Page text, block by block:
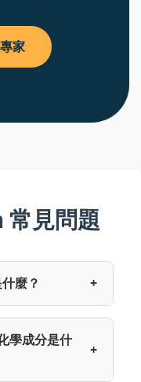
家
見問題
麼？ +
學成分是什
+